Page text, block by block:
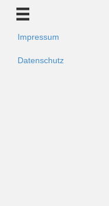
Impressum
Datenschutz